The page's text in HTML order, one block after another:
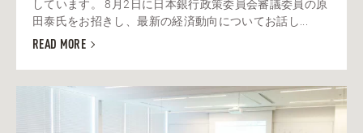
しています。 8月2日に日本銀行政策委員会審議委員の原
田泰氏をお招きし、最新の経済動向についてお話し...
READ MORE